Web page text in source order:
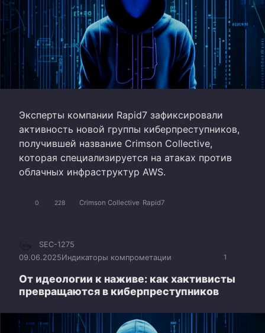
Эксперты компании Rapid7 зафиксировали
активность новой группы киберпреступников,
получившей название Crimson Collective,
которая специализируется на атаках против
облачных инфраструктур AWS.
0 228 Crimson Collective Rapid7
1
SEC-1275
09.06.2025Индикаторы компрометации
От идеологии к наживе: как хактивисты
превращаются в киберпреступников